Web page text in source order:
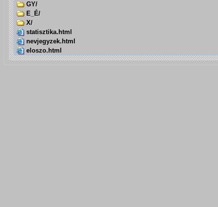
GY/
E_É/
X/
statisztika.html
nevjegyzek.html
eloszo.html